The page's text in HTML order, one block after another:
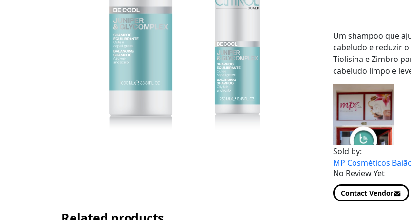
Um shampoo que
cabeludo e reduzir
Tiolisina e Zimbro
cabeludo limpo e
Sold by:
MP Cosméticos
No Review Yet
Contact Vendor